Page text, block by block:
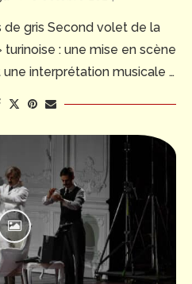
de gris Second volet de la
: une mise en scène
interprétation musicale …